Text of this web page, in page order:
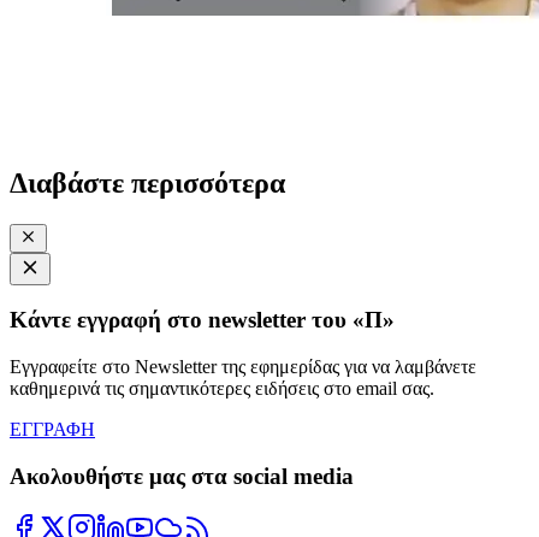
Διαβάστε περισσότερα
Κάντε εγγραφή στο newsletter του «Π»
Εγγραφείτε στο Newsletter της εφημερίδας για να λαμβάνετε
καθημερινά τις σημαντικότερες ειδήσεις στο email σας.
ΕΓΓΡΑΦΗ
Ακολουθήστε μας στα social media